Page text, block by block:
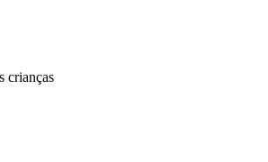
crianças